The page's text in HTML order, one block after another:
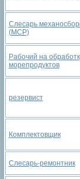
Слесарь
(МСР)
Рабочий на
морепродуктов
резервист
Комплектовщик
Слесарь-ремонтник